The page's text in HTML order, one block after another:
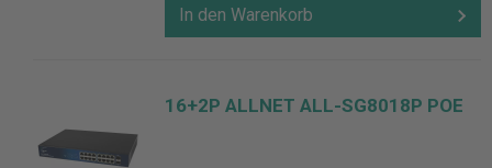
In den Warenkorb
16+2P ALLNET ALL-SG8018P POE